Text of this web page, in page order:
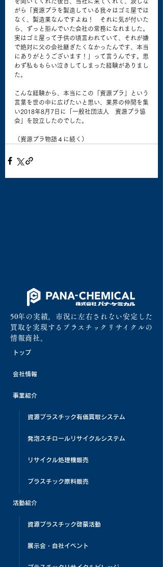
がら「資源プラを製造している我々はゴミ屋では
なく、製造業なんですよね！　それに気が付いた
ら、ずっと拒んでいた会社の常務になれました。
実はゴミ屋って子供の頃言われていて、それが嫌
で絶対に父の会社継ぎたくなかったんです、本当
にありがとうございます！」って言うんです。思
わず私ももらい泣きしてしまった経験がありまし
た。
こんな経験から、本当にこの「資源プラ」という
言葉を世の中に広げたいと思い、業界の仲間を集
い2018年8月7日に「一般社団法人　資源プラ協
会」を設立したのでした。
（資源プラ物語４に続く）
50年の実績。市況に左右されない安定した
買取を実現するプラスチックリサイクルの
情報商社。
トップ
会社情報
事業紹介
資源プラスチック有価買取システム
発泡スチロールリサイクルシステム
リサイクル処理機販売
プラスチック原料販売
活動紹介
資源プラスチック啓蒙活動
展示会・自社イベント